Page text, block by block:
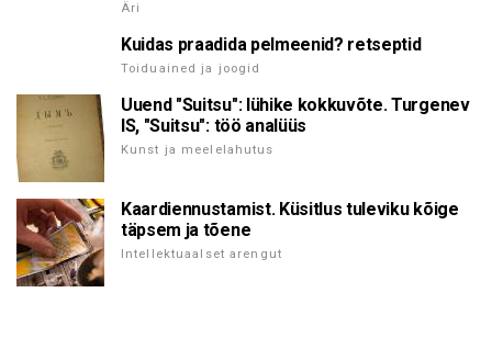
Äri
Kuidas praadida pelmeenid? retseptid
Toiduained ja joogid
Uuend "Suitsu": lühike kokkuvõte. Turgenev
IS, "Suitsu": töö analüüs
Kunst ja meelelahutus
Kaardiennustamist. Küsitlus tuleviku kõige
täpsem ja tõene
Intellektuaalset arengut